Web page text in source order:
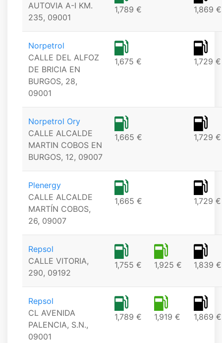
AUTOVIA A-I KM.
235, 09001
1,789 € 1,869 €
Norpetrol
CALLE DEL ALFOZ
DE BRICIA EN
BURGOS, 28,
09001
1,675 € 1,729 €
Norpetrol Ory
CALLE ALCALDE
MARTIN COBOS EN
BURGOS, 12, 09007
1,665 € 1,729 €
Plenergy
CALLE ALCALDE
MARTÍN COBOS,
26, 09007
1,665 € 1,729 €
Repsol
CALLE VITORIA,
290, 09192
1,755 € 1,925 € 1,839 €
Repsol
CL AVENIDA
PALENCIA, S.N.,
09001
1,789 € 1,919 € 1,869 €